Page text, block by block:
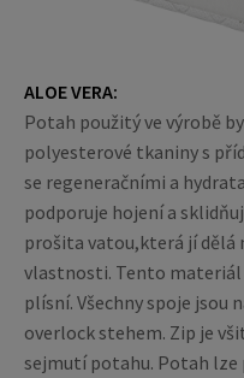
ALOE VERA:
Potah použitý ve výrobě
polyesterové tkaniny s
se regeneračními a
podporuje hojení a
prošita vatou,která jí dělá
vlastnosti. Tento materiál
plísní. Všechny spoje jsou
overlock stehem. Zip je
sejmutí potahu. Potah lze